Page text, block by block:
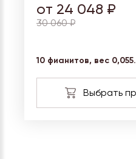
от 24 048 ₽
30 060 ₽
10 фианитов, вес 0,055.